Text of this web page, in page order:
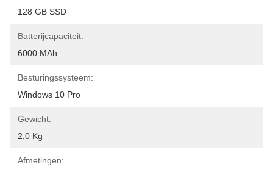
128 GB SSD
Batterijcapaciteit:
6000 MAh
Besturingssysteem:
Windows 10 Pro
Gewicht:
2,0 Kg
Afmetingen: